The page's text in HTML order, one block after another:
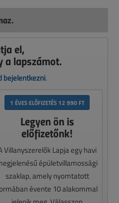
el,
a lapszámot.
bejelentkezni.
1 ÉVES ELŐFIZETÉS 12 990 FT
Legyen ön is
előfizetőnk!
Villanyszerelők Lapja egy havi
épületvillamossági
szaklap, amely nyomtatott
évente 10 alakommal